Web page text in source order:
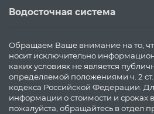
Водосточная система
Обращаем Ваше внимание на то,
носит исключительно
каких условиях не является
определяемой положениями ч. 2
кодекса Российской Федерации.
информации о стоимости и сроках
пожалуйста, обращайтесь в отдел